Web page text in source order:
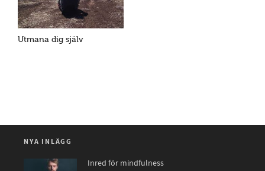
Utmana dig själv
NYA INLÄGG
Inred för mindfulness